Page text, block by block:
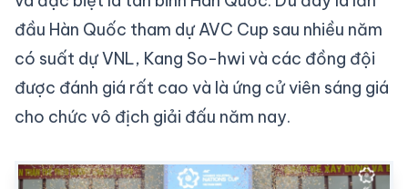
đầu Hàn Quốc tham dự AVC Cup sau nhiều năm
có suất dự VNL, Kang So-hwi và các đồng đội
được đánh giá rất cao và là ứng cử viên sáng giá
cho chức vô địch giải đấu năm nay.